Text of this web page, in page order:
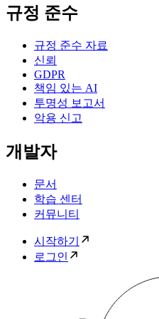
규정 준수
규정 준수 자료
신뢰
GDPR
책임 있는 AI
투명성 보고서
악용 신고
개발자
문서
학습 센터
커뮤니티
시작하기
로그인